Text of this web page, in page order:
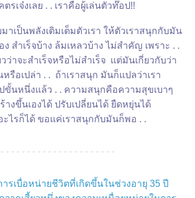
ตรเจ๋งเลย . . เราคือผู้เล่นตัวท๊อป!!
เป็นพลังเติมเต็มตัวเรา ให้ตัวเราสนุกกับมัน
สำเร็จบ้าง ล้มเหลวบ้าง ไม่สำคัญ เพราะ . .
ว่าจะสำเร็จหรือไม่สำเร็จ แต่มันเกี่ยวกับว่า
รือเปล่า . . ถ้าเราสนุก มันก็แปลว่าเรา
ขั้นหนึ่งแล้ว . . ความสนุกคือความสุขเบาๆ
างขึ้นเองได้ ปรับเปลี่ยนได้ ยืดหยุ่นได้
ไรก็ได้ ขอแค่เราสนุกกับมันก็พอ . .
- - - - - - - - - - - - - - - - - - - - -
รเบื่อหน่ายชีวิตที่เกิดขึ้นในช่วงอายุ 35 ปี